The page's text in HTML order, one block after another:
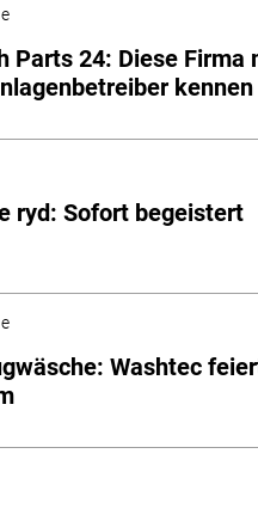
Parts 24: Diese Firma
kennen
ryd: Sofort begeistert
Washtec